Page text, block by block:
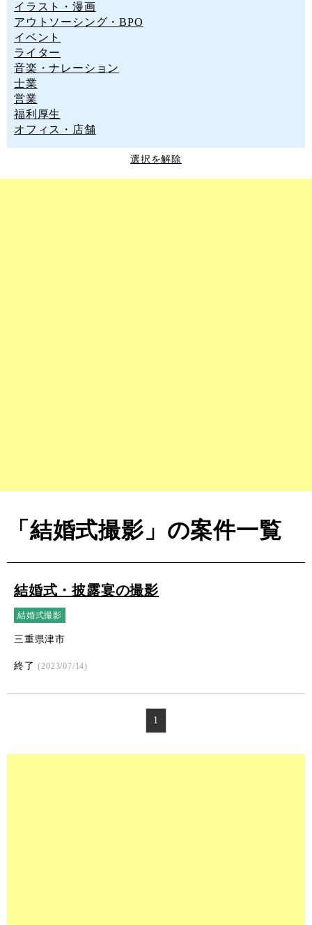
イラスト・漫画
アウトソーシング・BPO
イベント
ライター
音楽・ナレーション
士業
営業
福利厚生
オフィス・店舗
選択を解除
「結婚式撮影」の案件一覧
結婚式・披露宴の撮影
結婚式撮影
三重県津市
終了(2023/07/14)
1